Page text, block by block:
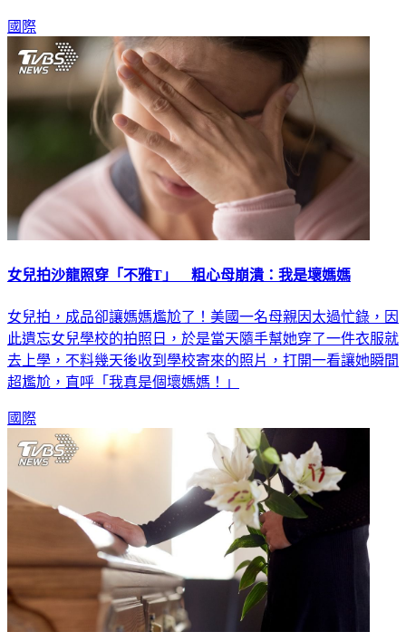
國際
女兒拍沙龍照穿「不雅T」 粗心母崩潰：我是壞媽媽
女兒拍，成品卻讓媽媽尷尬了！美國一名母親因太過忙錄，因
此遺忘女兒學校的拍照日，於是當天隨手幫她穿了一件衣服就
去上學，不料幾天後收到學校寄來的照片，打開一看讓她瞬間
超尷尬，直呼「我真是個壞媽媽！」
國際